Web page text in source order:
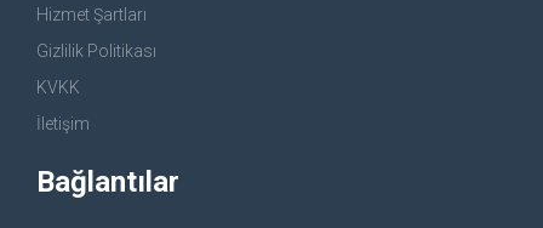
Hizmet Şartları
Gizlilik Politikası
KVKK
İletişim
Bağlantılar